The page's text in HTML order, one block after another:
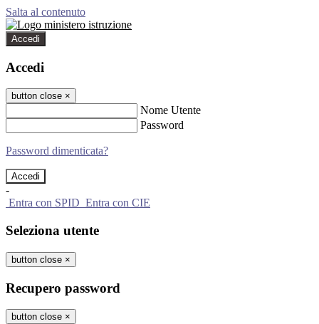
Salta al contenuto
Accedi
Accedi
button close ×
Nome Utente
Password
Password dimenticata?
-
Entra con SPID Entra con CIE
Seleziona utente
button close ×
Recupero password
button close ×